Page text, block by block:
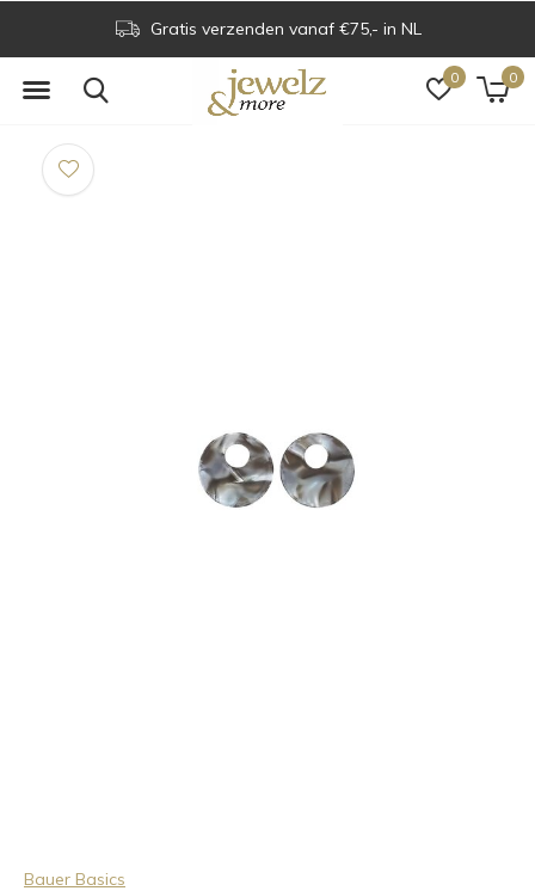
0 0
Gratis verzenden vanaf €75,- in NL
Bauer Basics